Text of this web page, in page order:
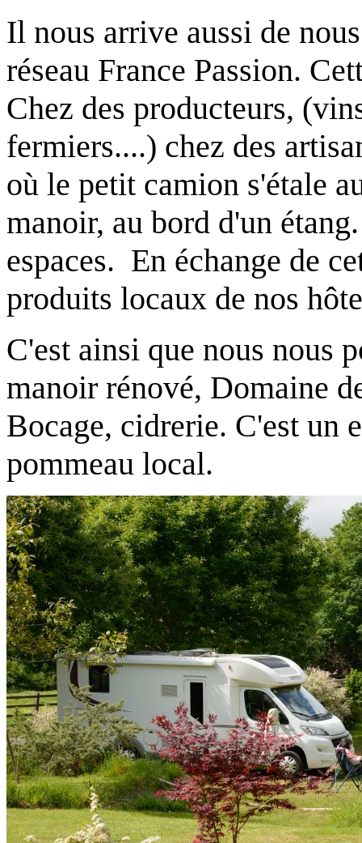
Il nous arrive aussi de
réseau France Passion.
Chez des producteurs,
fermiers....) chez des
où le petit camion s'étale
manoir, au bord d'un
espaces. En échange de
produits locaux de nos
C'est ainsi que nous nous
manoir rénové, Domaine
Bocage, cidrerie. C'est un
pommeau local.